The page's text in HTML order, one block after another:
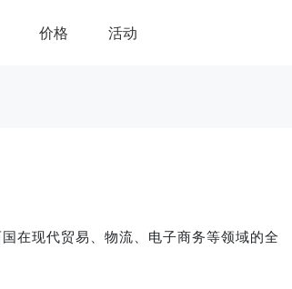
价格 活动
在现代贸易、物流、电子商务等领域的全